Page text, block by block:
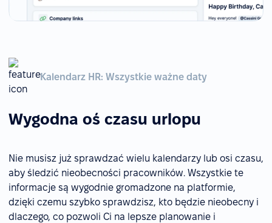
Kalendarz HR: Wszystkie ważne daty
Wygodna oś czasu urlopu
Nie musisz już sprawdzać wielu kalendarzy lub osi czasu,
aby śledzić nieobecności pracowników. Wszystkie te
informacje są wygodnie gromadzone na platformie,
dzięki czemu szybko sprawdzisz, kto będzie nieobecny i
dlaczego, co pozwoli Ci na lepsze planowanie i